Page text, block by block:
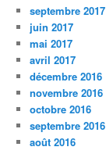
septembre 2017
juin 2017
mai 2017
avril 2017
décembre 2016
novembre 2016
octobre 2016
septembre 2016
août 2016